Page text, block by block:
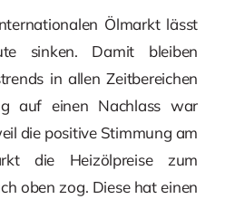
Ölmarkt lässt
sinken. Damit bleiben
in allen Zeitbereichen
auf einen Nachlass war
die positive Stimmung am
die Heizölpreise zum
oben zog. Diese hat einen